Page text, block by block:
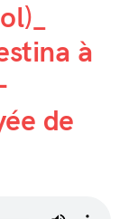
à
de